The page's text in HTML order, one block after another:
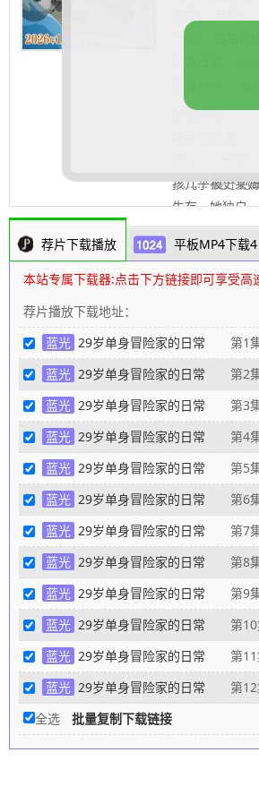
导演：
剧情介绍：筱
孩几乎被史
生存，她独自
始不忍心让她
活！ 一个笨
孩，共同谱写
.......... 展开更
荐片下载播放 平板MP4下载4
本站专属下载器:点击下方链接即可享受
荐片播放下载地址：
蓝光 29岁单身冒险家的日常 第1
蓝光 29岁单身冒险家的日常 第2
蓝光 29岁单身冒险家的日常 第3
蓝光 29岁单身冒险家的日常 第4
蓝光 29岁单身冒险家的日常 第5
蓝光 29岁单身冒险家的日常 第6
蓝光 29岁单身冒险家的日常 第7
蓝光 29岁单身冒险家的日常 第8
蓝光 29岁单身冒险家的日常 第9
蓝光 29岁单身冒险家的日常 第10
蓝光 29岁单身冒险家的日常 第11
蓝光 29岁单身冒险家的日常 第12
全选
批量复制下载链接